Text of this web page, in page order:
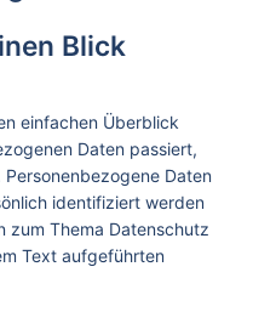
Blick
einfachen Überblick
Daten passiert,
Daten
identifiziert werden
zum Thema Datenschutz
Text aufgeführten